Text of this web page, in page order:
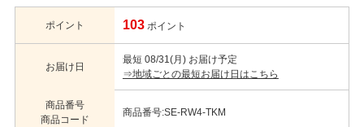
ポイント 103 ポイント
お届け日
最短 08/31(月) お届け予定
⇒地域ごとの最短お届け日はこちら
商品番号
商品コード
商品番号:SE-RW4-TKM